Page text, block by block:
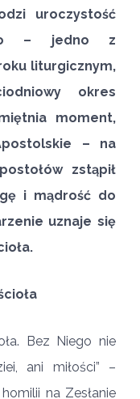
uroczystość
– jedno z
liturgicznym,
okres
moment,
– na
zstąpił
i mądrość do
uznaje się
Bez Niego nie
ani miłości” –
na Zesłanie